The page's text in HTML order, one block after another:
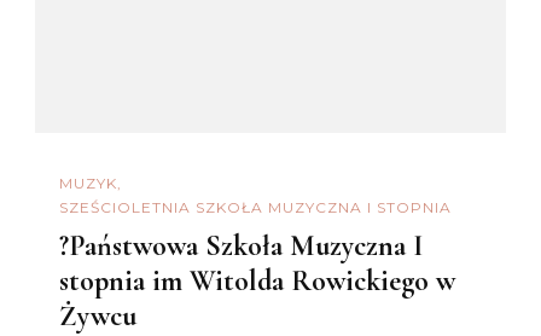
MUZYK
SZEŚCIOLETNIA SZKOŁA MUZYCZNA I STOPNIA
?Państwowa Szkoła Muzyczna I
stopnia im Witolda Rowickiego w
Żywcu